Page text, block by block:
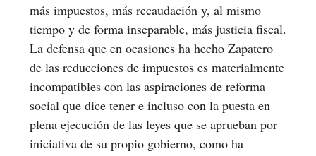
más impuestos, más recaudación y, al mismo
tiempo y de forma inseparable, más justicia fiscal.
La defensa que en ocasiones ha hecho Zapatero
de las reducciones de impuestos es materialmente
incompatibles con las aspiraciones de reforma
social que dice tener e incluso con la puesta en
plena ejecución de las leyes que se aprueban por
iniciativa de su propio gobierno, como ha